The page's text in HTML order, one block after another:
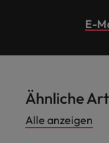
E-
Ähnliche
Alle anzeigen